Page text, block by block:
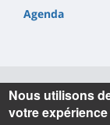
Agenda
Nous utilisons
votre